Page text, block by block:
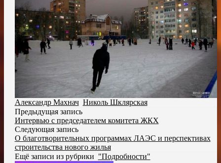
Александр Махнач, Николь Шклярская
Предыдущая запись
Интервью с председателем комитета ЖКХ
Следующая запись
О благотворительных программах ЛАЭС и перспективах
строительства нового жилья
Ещё записи из рубрики "Подробности"